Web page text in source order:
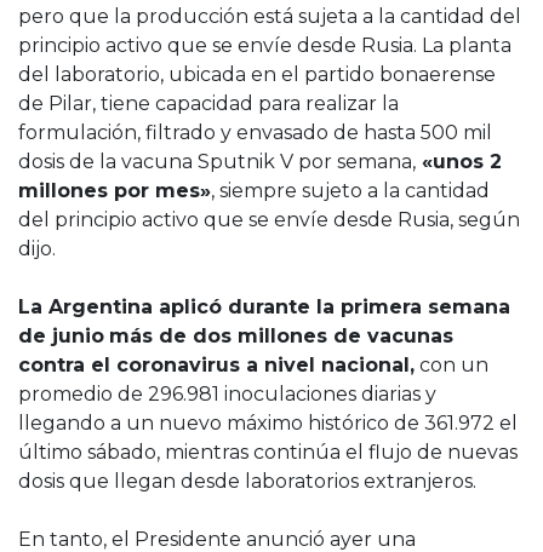
pero que la producción está sujeta a la cantidad del
principio activo que se envíe desde Rusia. La planta
del laboratorio, ubicada en el partido bonaerense
de Pilar, tiene capacidad para realizar la
formulación, filtrado y envasado de hasta 500 mil
dosis de la vacuna Sputnik V por semana, «unos 2
millones por mes», siempre sujeto a la cantidad
del principio activo que se envíe desde Rusia, según
dijo.
La Argentina aplicó durante la primera semana
de junio más de dos millones de vacunas
contra el coronavirus a nivel nacional, con un
promedio de 296.981 inoculaciones diarias y
llegando a un nuevo máximo histórico de 361.972 el
último sábado, mientras continúa el flujo de nuevas
dosis que llegan desde laboratorios extranjeros.
En tanto, el Presidente anunció ayer una